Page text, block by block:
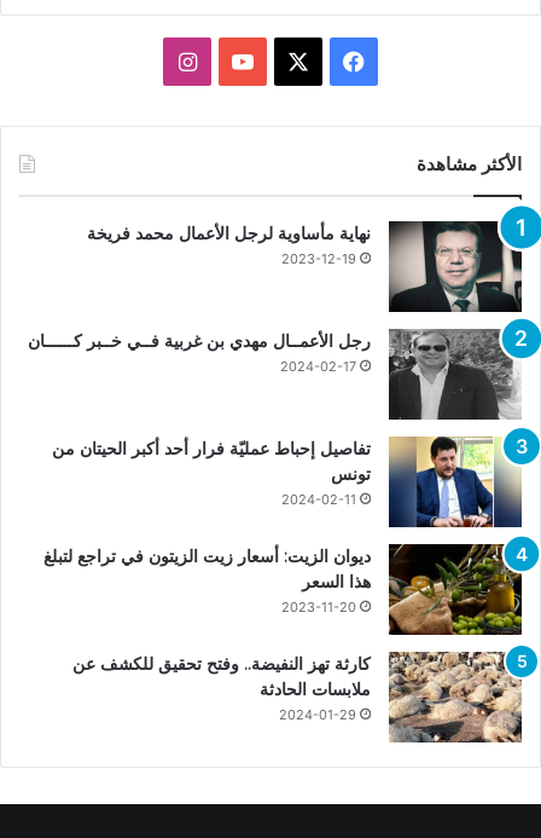
فيسبوك يوتيوبانستقرام
الأكثر مشاهدة
نهاية مأساوية لرجل الأعمال محمد فريخة
2023-12-19
رجل الأعمــال مهدي بن غربية فــي خــبر كــــــان
2024-02-17
تفاصيل إحباط عمليّة فرار أحد أكبر الحيتان من
تونس
2024-02-11
ديوان الزيت: أسعار زيت الزيتون في تراجع لتبلغ
هذا السعر
2023-11-20
كارثة تهز النفيضة.. وفتح تحقيق للكشف عن
ملابسات الحادثة
2024-01-29